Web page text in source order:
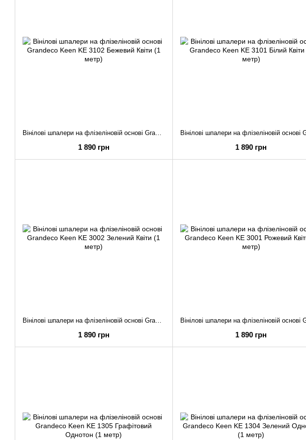
1 890 грн 1 890 грн
Вінілові шпалери на флізеліновій основі Grandeco Keen KE 3002 Зелений Квіти (1 метр)
1 890 грн 1 890 грн